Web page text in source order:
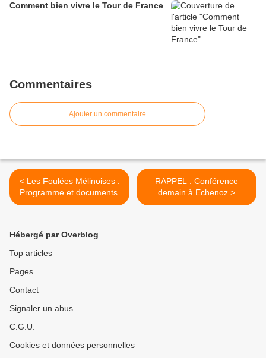
Comment bien vivre le Tour de France
Commentaires
Ajouter un commentaire
< Les Foulées Mélinoises :
Programme et documents.
RAPPEL : Conférence
demain à Echenoz >
Hébergé par Overblog
Top articles
Pages
Contact
Signaler un abus
C.G.U.
Cookies et données personnelles